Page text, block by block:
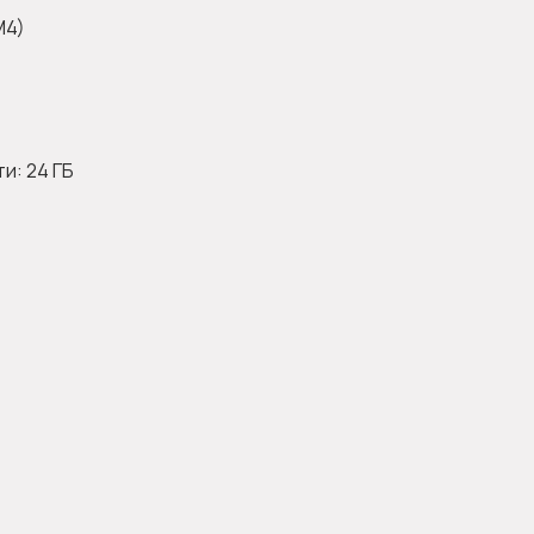
24 ГБ